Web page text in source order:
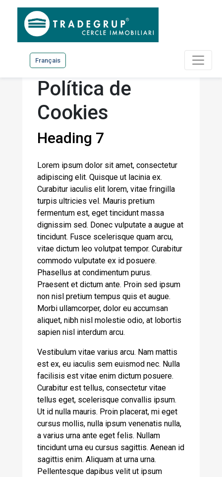
Français
Política de
Cookies
Heading 7
Lorem ipsum dolor sit amet, consectetur
adipiscing elit. Quisque ut lacinia ex.
Curabitur iaculis elit lorem, vitae fringilla
turpis ultricies vel. Mauris pretium
fermentum est, eget tincidunt massa
dignissim sed. Donec vulputate a augue at
tincidunt. Fusce scelerisque quam arcu,
vitae dictum leo volutpat tempor. Curabitur
commodo vulputate ex id posuere.
Phasellus at condimentum purus.
Praesent et dictum ante. Proin sed ipsum
non nisl pretium tempus quis et augue.
Morbi ullamcorper, dolor eu accumsan
aliquet, nibh nisl molestie odio, at lobortis
sapien nisl interdum arcu.
Vestibulum vitae varius arcu. Nam mattis
est ex, eu iaculis sem euismod nec. Nulla
facilisis est vitae enim dictum posuere.
Curabitur est tellus, consectetur vitae
tellus eget, scelerisque convallis ipsum.
Ut id nulla mauris. Proin placerat, mi eget
cursus mollis, nulla ipsum venenatis nulla,
a varius urna ante eget felis. Nullam
tincidunt urna eu cursus sagittis. Aenean id
sagittis enim. Aliquam at urna urna.
Pellentesque dapibus velit ut ipsum